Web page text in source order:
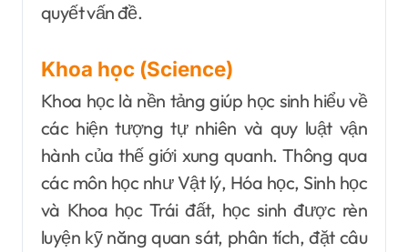
quyết vấn đề.
Khoa học (Science)
Khoa học là nền tảng giúp học sinh hiểu về
các hiện tượng tự nhiên và quy luật vận
hành của thế giới xung quanh. Thông qua
các môn học như Vật lý, Hóa học, Sinh học
và Khoa học Trái đất, học sinh được rèn
luyện kỹ năng quan sát, phân tích, đặt câu